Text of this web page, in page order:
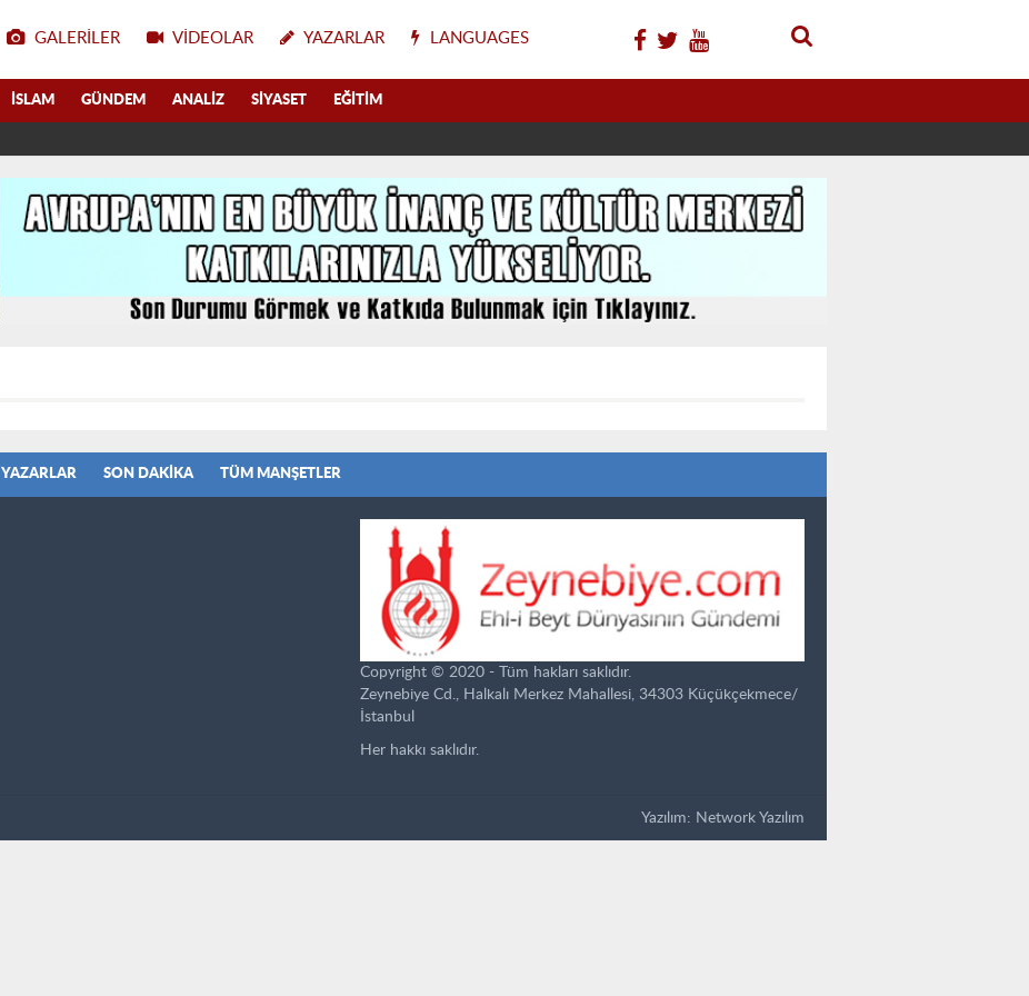
GALERILER VIDEOLAR YAZARLAR LANGUAGES
İSLAM GÜNDEM ANALIZ SIYASET EĞITIM
YAZARLAR SON DAKIKA TÜM MANŞETLER
Copyright © 2020 - Tüm hakları saklıdır.
Zeynebiye Cd., Halkalı Merkez Mahallesi, 34303 Küçükçekmece/
İstanbul
Her hakkı saklıdır.
Yazılım: Network Yazılım